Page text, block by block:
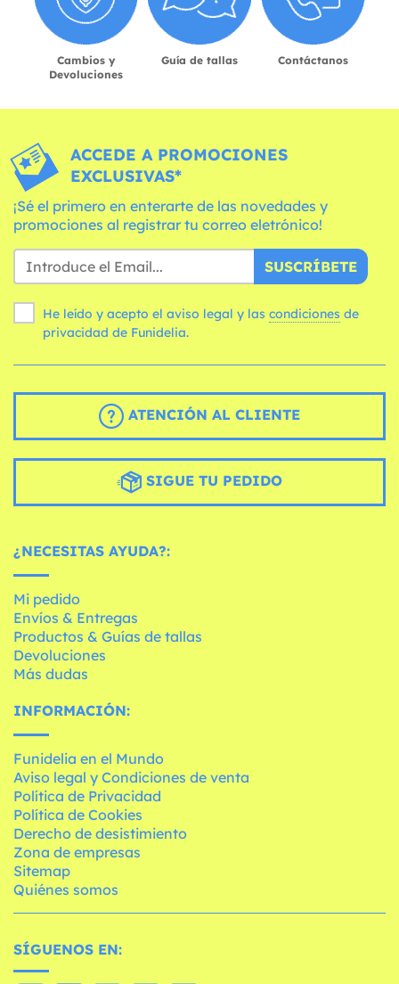
Cambios y
Devoluciones
Guía de tallas Contáctanos
ACCEDE A PROMOCIONES
EXCLUSIVAS*
¡Sé el primero en enterarte de las novedades y
promociones al registrar tu correo eletrónico!
SUSCRÍBETE
He leído y acepto el aviso legal y las condiciones
privacidad de Funidelia.
ATENCIÓN AL CLIENTE
SIGUE TU PEDIDO
¿NECESITAS AYUDA?:
Mi pedido
Envíos & Entregas
Productos & Guías de tallas
Devoluciones
Más dudas
INFORMACIÓN:
Funidelia en el Mundo
Aviso legal y Condiciones de venta
Política de Privacidad
Política de Cookies
Derecho de desistimiento
Zona de empresas
Sitemap
Quiénes somos
SÍGUENOS EN: